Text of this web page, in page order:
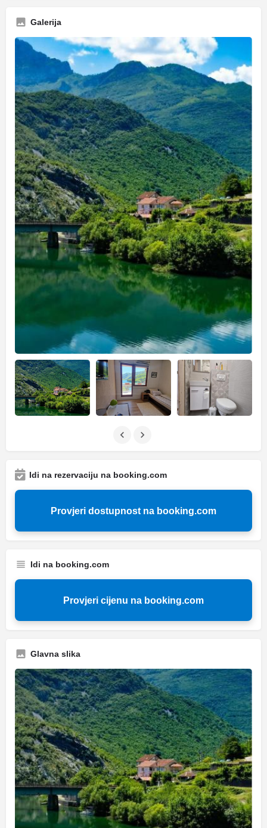
Galerija
Idi na rezervaciju na booking.com
Provjeri dostupnost na booking.com
Idi na booking.com
Provjeri cijenu na booking.com
Glavna slika